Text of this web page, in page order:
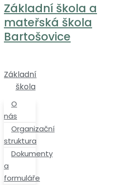
Základní škola a
mateřská škola
Bartošovice
Základní
škola
O
nás
Organizační
struktura
Dokumenty
a
formuláře